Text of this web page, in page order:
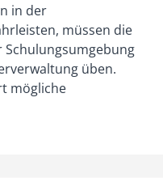
in der
müssen die
üben.
mögliche